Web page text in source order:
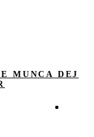
MUNCA DEJ